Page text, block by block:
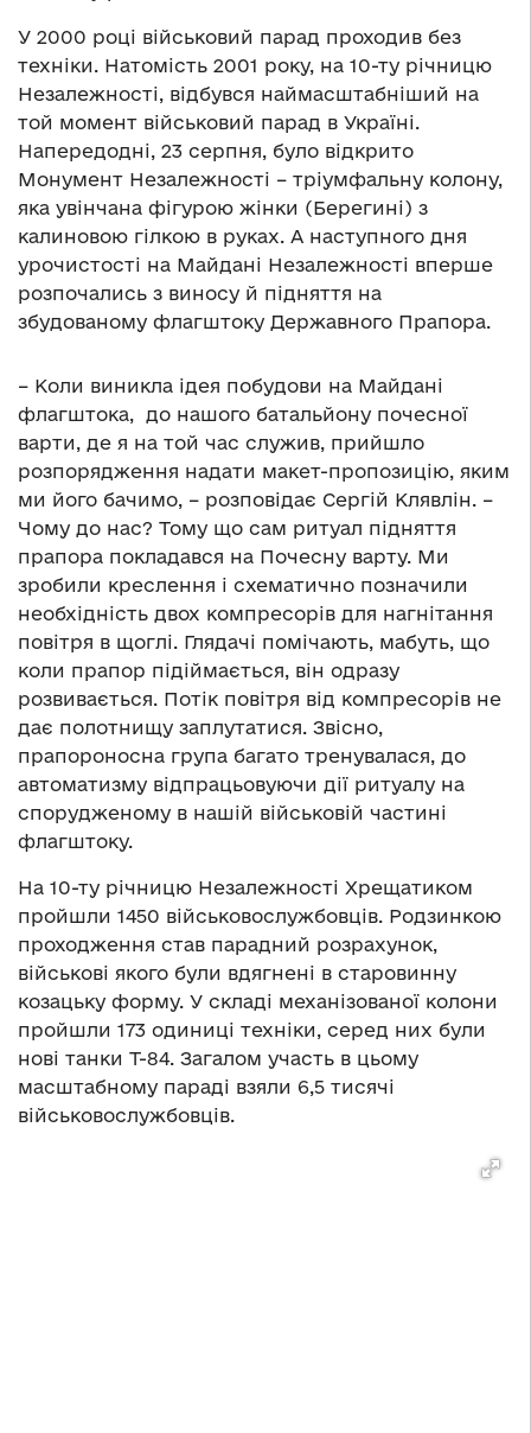
У 2000 році військовий парад проходив без
техніки. Натомість 2001 року, на 10-ту річницю
Незалежності, відбувся наймасштабніший на
той момент військовий парад в Україні.
Напередодні, 23 серпня, було відкрито
Монумент Незалежності – тріумфальну колону,
яка увінчана фігурою жінки (Берегині) з
калиновою гілкою в руках. А наступного дня
урочистості на Майдані Незалежності вперше
розпочались з виносу й підняття на
збудованому флагштоку Державного Прапора.
– Коли виникла ідея побудови на Майдані
флагштока, до нашого батальйону почесної
варти, де я на той час служив, прийшло
розпорядження надати макет-пропозицію, яким
ми його бачимо, – розповідає Сергій Клявлін. –
Чому до нас? Тому що сам ритуал підняття
прапора покладався на Почесну варту. Ми
зробили креслення і схематично позначили
необхідність двох компресорів для нагнітання
повітря в щоглі. Глядачі помічають, мабуть, що
коли прапор підіймається, він одразу
розвивається. Потік повітря від компресорів не
дає полотнищу заплутатися. Звісно,
прапороносна група багато тренувалася, до
автоматизму відпрацьовуючи дії ритуалу на
спорудженому в нашій військовій частині
флагштоку.
На 10-ту річницю Незалежності Хрещатиком
пройшли 1450 військовослужбовців. Родзинкою
проходження став парадний розрахунок,
військові якого були вдягнені в старовинну
козацьку форму. У складі механізованої колони
пройшли 173 одиниці техніки, серед них були
нові танки Т-84. Загалом участь в цьому
масштабному параді взяли 6,5 тисячі
військовослужбовців.